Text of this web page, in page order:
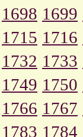
1698 1699
1715 1716
1732 1733
1749 1750
1766 1767
1783 1784